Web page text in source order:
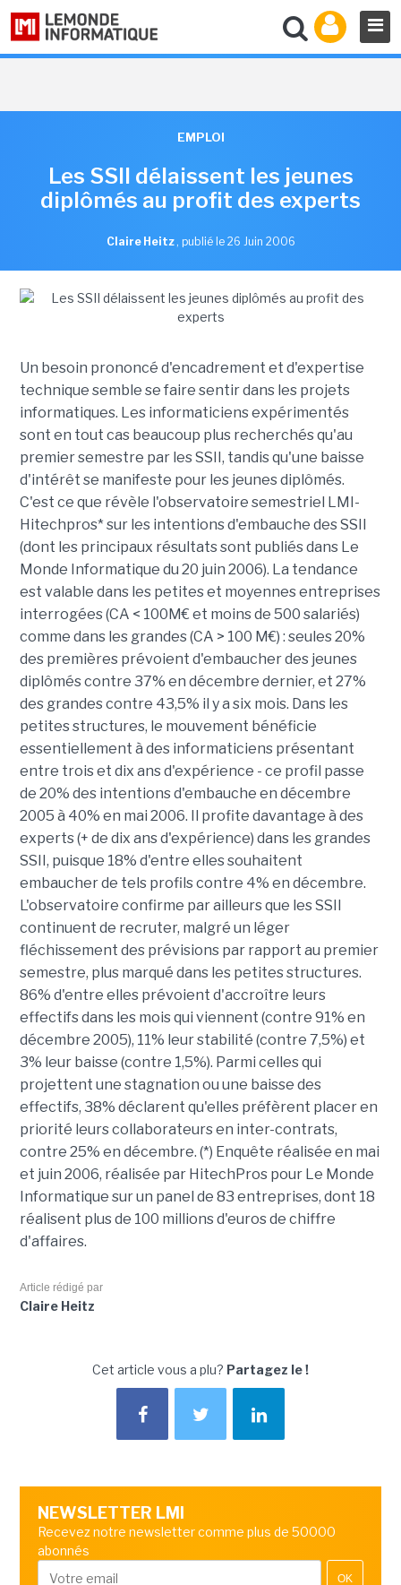
EMPLOI
Les SSII délaissent les jeunes
diplômés au profit des experts
Claire Heitz , publié le 26 Juin 2006
Un besoin prononcé d'encadrement et d'expertise
technique semble se faire sentir dans les projets
informatiques. Les informaticiens expérimentés
sont en tout cas beaucoup plus recherchés qu'au
premier semestre par les SSII, tandis qu'une baisse
d'intérêt se manifeste pour les jeunes diplômés.
C'est ce que révèle l'observatoire semestriel LMI-
Hitechpros* sur les intentions d'embauche des SSII
(dont les principaux résultats sont publiés dans Le
Monde Informatique du 20 juin 2006). La tendance
est valable dans les petites et moyennes entreprises
interrogées (CA < 100M€ et moins de 500 salariés)
comme dans les grandes (CA > 100 M€) : seules 20%
des premières prévoient d'embaucher des jeunes
diplômés contre 37% en décembre dernier, et 27%
des grandes contre 43,5% il y a six mois. Dans les
petites structures, le mouvement bénéficie
essentiellement à des informaticiens présentant
entre trois et dix ans d'expérience - ce profil passe
de 20% des intentions d'embauche en décembre
2005 à 40% en mai 2006. Il profite davantage à des
experts (+ de dix ans d'expérience) dans les grandes
SSII, puisque 18% d'entre elles souhaitent
embaucher de tels profils contre 4% en décembre.
L'observatoire confirme par ailleurs que les SSII
continuent de recruter, malgré un léger
fléchissement des prévisions par rapport au premier
semestre, plus marqué dans les petites structures.
86% d'entre elles prévoient d'accroître leurs
effectifs dans les mois qui viennent (contre 91% en
décembre 2005), 11% leur stabilité (contre 7,5%) et
3% leur baisse (contre 1,5%). Parmi celles qui
projettent une stagnation ou une baisse des
effectifs, 38% déclarent qu'elles préfèrent placer en
priorité leurs collaborateurs en inter-contrats,
contre 25% en décembre. (*) Enquête réalisée en mai
et juin 2006, réalisée par HitechPros pour Le Monde
Informatique sur un panel de 83 entreprises, dont 18
réalisent plus de 100 millions d'euros de chiffre
d'affaires.
Article rédigé par
Claire Heitz
Cet article vous a plu? Partagez le !
NEWSLETTER LMI
Recevez notre newsletter comme plus de 50000
abonnés
OK